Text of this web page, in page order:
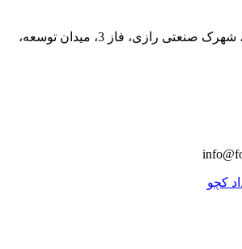
آدرس: ایران، اصفهان، شهرک صنعتی رازی، فاز 3، میدان توسعه،